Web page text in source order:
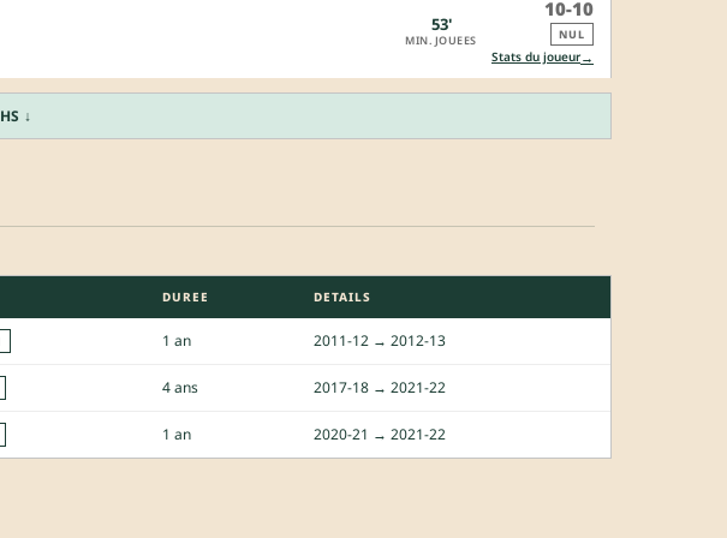
53'
MIN. JOUEES
10-10
NUL
Stats du joueur→
↓
DUREE DETAILS
1 an 2011-12 → 2012-13
4 ans 2017-18 → 2021-22
1 an 2020-21 → 2021-22